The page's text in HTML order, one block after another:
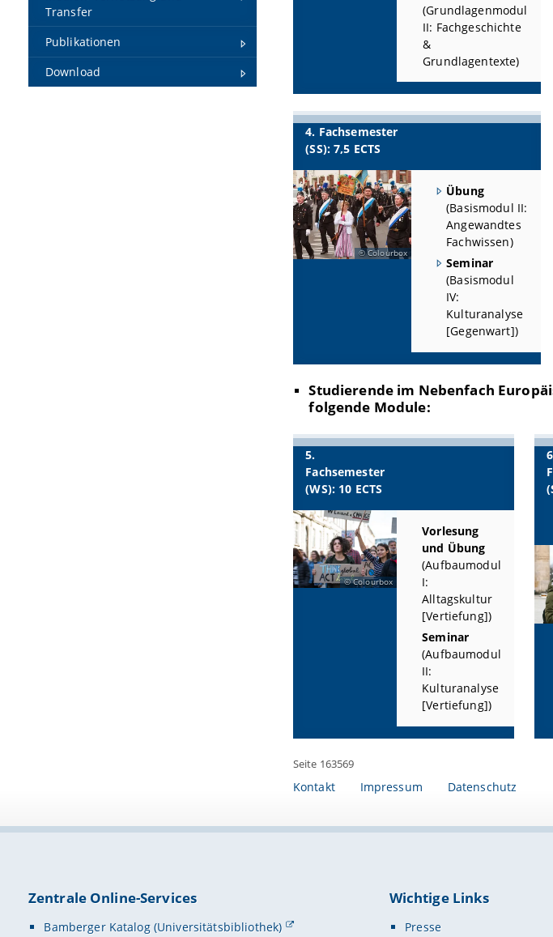
Transfer
Publikationen
Download
(Grundlagenmodul
II: Fachgeschichte
&
Grundlagentexte)
4. Fachsemester
(SS): 7,5 ECTS
Colourbox
Übung
(Basismodul II:
Angewandtes
Fachwissen)
Seminar
(Basismodul
IV:
Kulturanalyse
[Gegenwart])
Studierende im Nebenfach
folgende Module:
5.
Fachsemester
(WS): 10 ECTS
Colourbox
Vorlesung
und Übung
(Aufbaumodul
I:
Alltagskultur
[Vertiefung])
Seminar
(Aufbaumodul
II:
Kulturanalyse
[Vertiefung])
Seite 163569
Kontakt Impressum Datenschutz
Zentrale Online-Services
Bamberger Katalog (Universitätsbibliothek)
Wichtige Links
Presse